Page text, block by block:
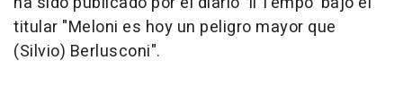
titular "Meloni es hoy un peligro mayor que
(Silvio) Berlusconi".